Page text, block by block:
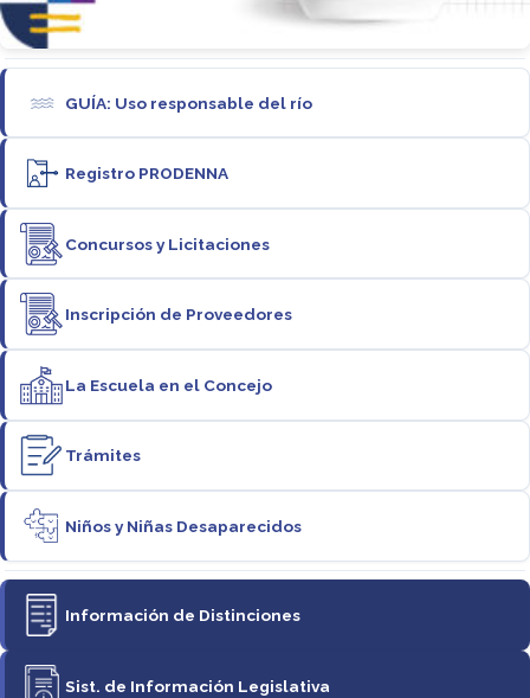
GUÍA: Uso responsable del río
Registro PRODENNA
Concursos y Licitaciones
Inscripción de Proveedores
La Escuela en el Concejo
Trámites
Niños y Niñas Desaparecidos
Información de Distinciones
Sist. de Información Legislativa